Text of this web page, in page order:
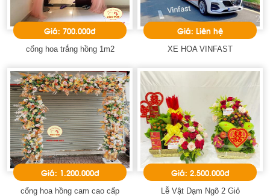
Giá: 700.000đ
cổng hoa trắng hồng 1m2
Giá: Liên hệ
XE HOA VINFAST
Giá: 1.200.000đ
cổng hoa hồng cam cao cấp
Giá: 2.500.000đ
Lễ Vật Dạm Ngõ 2 Giỏ